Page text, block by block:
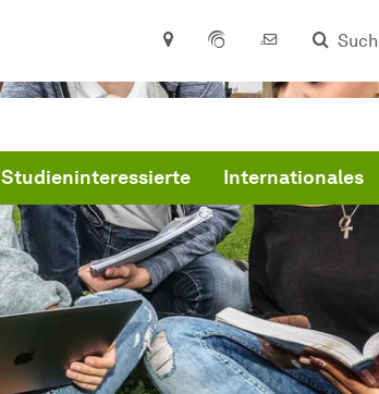
Studieninteressierte Internationales